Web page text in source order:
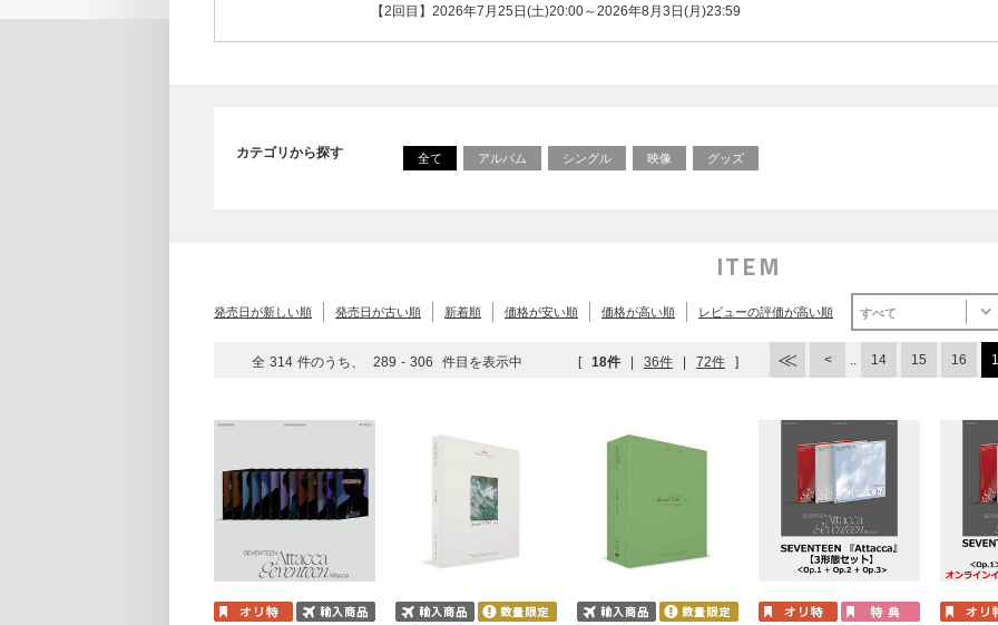
【2回目】2026年7月25日(土)20:00～2026年8月3日(月)23:59
カテゴリから探す 全て アルバム シングル 映像 グッズ
ITEM
発売日が新しい順 発売日が古い順 新着順 価格が安い順 価格が高い順 レビューの評価が高い順 すべて
全 314 件のうち、 289 - 306 件目を表示中 [ 18件 | 36件 | 72件 ] 14 15 16